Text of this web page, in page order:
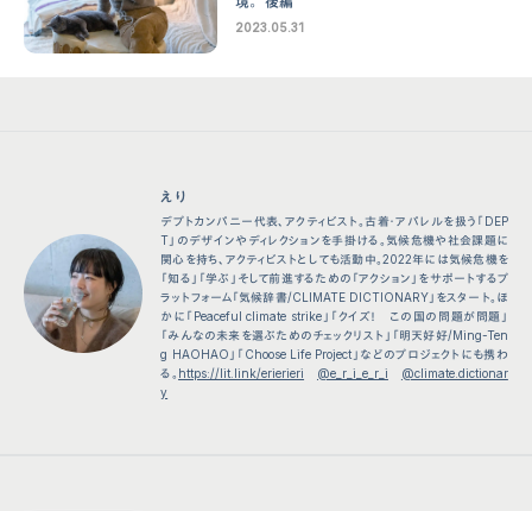
会社概要
2023.05.31
えり
デプトカンパニー代表、アクティビスト。古着・アパレルを扱う「DEP
T」のデザインやディレクションを手掛ける。気候危機や社会課題に
関心を持ち、アクティビストとしても活動中。2022年には気候危機を
「知る」「学ぶ」そして前進するための「アクション」をサポートするプ
ラットフォーム「気候辞書/CLIMATE DICTIONARY」をスタート。ほ
かに「Peaceful climate strike」「クイズ！ この国の問題が問題」
「みんなの未来を選ぶためのチェックリスト」「明天好好/Ming-Ten
g HAOHAO」「Choose Life Project」などのプロジェクトにも携わ
る。 https://lit.link/erierieri @e_r_i_e_r_i
@climate.dictionar
y